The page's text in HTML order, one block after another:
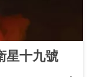
星十九號